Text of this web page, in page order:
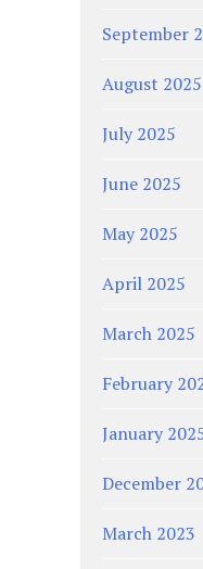
September
August 2025
July 2025
June 2025
May 2025
April 2025
March 2025
February
January
December
March 2023